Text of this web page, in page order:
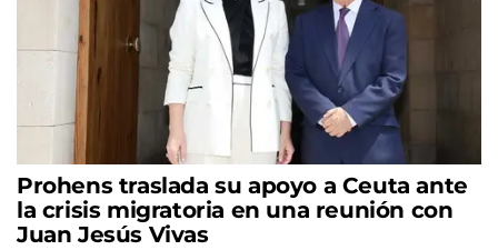
Prohens traslada su apoyo a Ceuta ante
la crisis migratoria en una reunión con
Juan Jesús Vivas